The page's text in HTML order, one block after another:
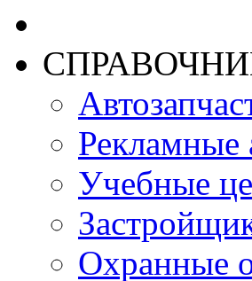
Рекламные
Учебные
Охранные